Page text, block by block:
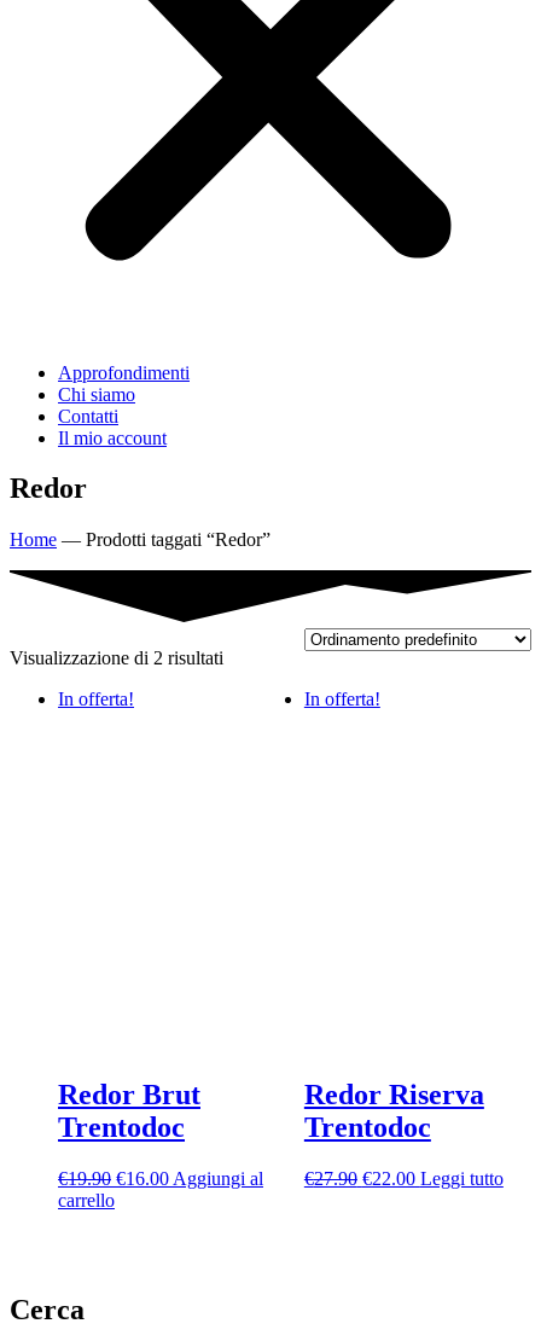
Approfondimenti
Chi siamo
Contatti
Il mio account
Redor
Home — Prodotti taggati “Redor”
Visualizzazione di 2 risultati
In offerta!
Redor Brut
Trentodoc
€19.90 Il
€16.00IlAggiungi al
carrello
In offerta!
Redor Riserva
Trentodoc
€27.90 Il
€22.00IlLeggi tutto
Cerca